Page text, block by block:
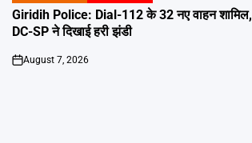
IN
Giridih Police: Dial-112 के 32 नए वाहन शामिल,
DC-SP ने दिखाई हरी झंडी
on
August 7, 2026